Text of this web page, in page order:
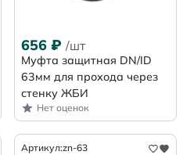
656 ₽ /шт
Муфта защитная DN/ID
63мм для прохода через
стенку ЖБИ
Нет оценок
Артикул:zn-63